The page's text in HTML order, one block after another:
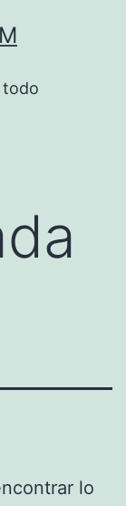
todo
lo